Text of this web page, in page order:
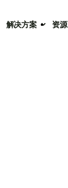
解决方案 资源